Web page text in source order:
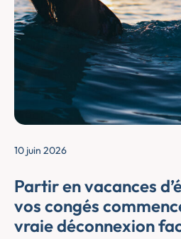
10 juin 2026
Partir en vacances
vos congés
vraie déconnexion